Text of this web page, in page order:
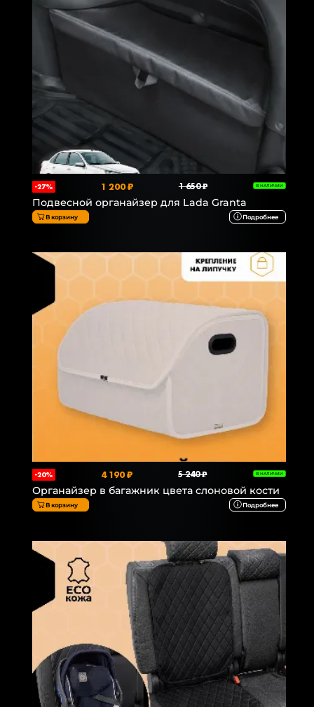
-27% 1 200 ₽ 1 650 ₽ В НАЛИЧИИ
Подвесной органайзер для Lada Granta
В корзину Подробнее
-20% 4 190 ₽ 5 240 ₽ В НАЛИЧИИ
Органайзер в багажник цвета слоновой кости
В корзину Подробнее